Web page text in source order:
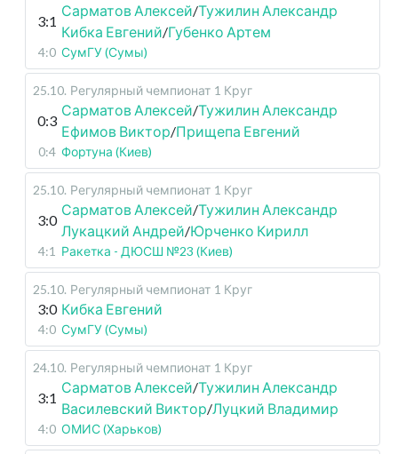
3:1
Сарматов Алексей/Тужилин Александр
Кибка Евгений/Губенко Артем
4:0 СумГУ (Сумы)
25.10. Регулярный чемпионат 1 Круг
0:3
Сарматов Алексей/Тужилин Александр
Ефимов Виктор/Прищепа Евгений
0:4 Фортуна (Киев)
25.10. Регулярный чемпионат 1 Круг
3:0
Сарматов Алексей/Тужилин Александр
Лукацкий Андрей/Юрченко Кирилл
4:1 Ракетка - ДЮСШ №23 (Киев)
25.10. Регулярный чемпионат 1 Круг
3:0 Кибка Евгений
4:0 СумГУ (Сумы)
24.10. Регулярный чемпионат 1 Круг
3:1
Сарматов Алексей/Тужилин Александр
Василевский Виктор/Луцкий Владимир
4:0 ОМИС (Харьков)